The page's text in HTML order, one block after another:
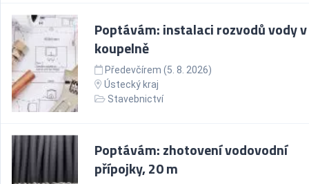
Poptávám: instalaci rozvodů vody v
koupelně
Předevčírem (5. 8. 2026)
Ústecký kraj
Stavebnictví
Poptávám: zhotovení vodovodní
přípojky, 20 m